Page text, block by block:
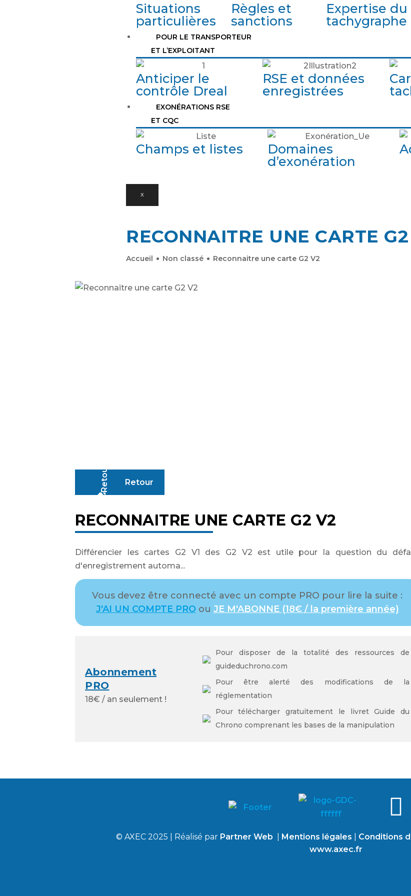
Situations
particulières
Règles et
sanctions
Expertise du
tachygraphe
POUR LE TRANSPORTEUR
ET L’EXPLOITANT
Anticiper le
contrôle Dreal
RSE et données
enregistrées
EXONÉRATIONS RSE
ET CQC
Champs et listes
Domaines
d’exonération
X
RECONNAITRE UNE CARTE
Accueil Non classé Reconnaitre une carte G2 V2
Retour
RECONNAITRE UNE CARTE G2 V2
Différencier les cartes G2 V1 des G2 V2 est utile pour la question du
d'enregistrement automa...
Vous devez être connecté avec un compte PRO pour lire la suite :
J'AI UN COMPTE PRO ou JE M'ABONNE (18€ / la première année)
Abonnement
PRO
18€ / an seulement !
Pour disposer de la totalité des ressources de
guideduchrono.com
Pour être alerté des modifications de la
réglementation
Pour télécharger gratuitement le livret Guide du
Chrono comprenant les bases de la manipulation
© AXEC 2025 | Réalisé parPartner Web Mentions légales Conditions
www.axec.fr